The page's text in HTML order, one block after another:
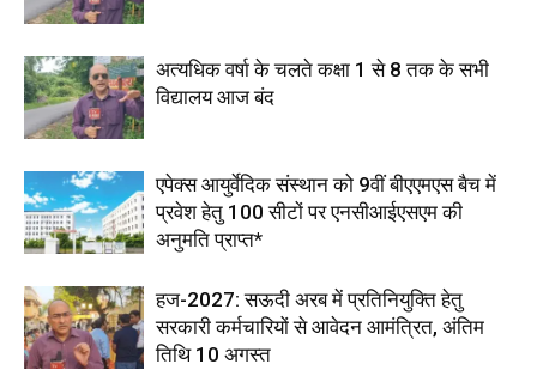
अत्यधिक वर्षा के चलते कक्षा 1 से 8 तक के सभी
विद्यालय आज बंद
एपेक्स आयुर्वेदिक संस्थान को 9वीं बीएएमएस बैच में
प्रवेश हेतु 100 सीटों पर एनसीआईएसएम की
अनुमति प्राप्त*
हज-2027: सऊदी अरब में प्रतिनियुक्ति हेतु
सरकारी कर्मचारियों से आवेदन आमंत्रित, अंतिम
तिथि 10 अगस्त